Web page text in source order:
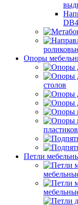
Опоры
столов
Петли